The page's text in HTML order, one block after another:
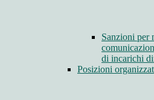
Sanzioni per
di incarichi
Posizioni